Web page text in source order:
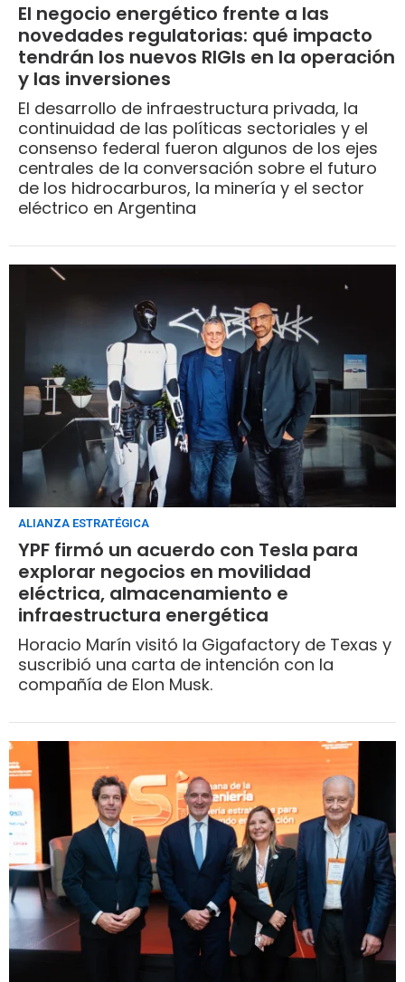
El negocio energético frente a las
novedades regulatorias: qué impacto
tendrán los nuevos RIGIs en la operación
y las inversiones
El desarrollo de infraestructura privada, la
continuidad de las políticas sectoriales y el
consenso federal fueron algunos de los ejes
centrales de la conversación sobre el futuro
de los hidrocarburos, la minería y el sector
eléctrico en Argentina
ALIANZA ESTRATÉGICA
YPF firmó un acuerdo con Tesla para
explorar negocios en movilidad
eléctrica, almacenamiento e
infraestructura energética
Horacio Marín visitó la Gigafactory de Texas y
suscribió una carta de intención con la
compañía de Elon Musk.